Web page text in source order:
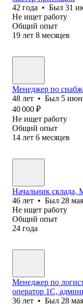
42 года • Был 31
Не ищет работу
Общий опыт
19 лет 8 месяцев
Менеджер по
48 лет • Был 5
40 000 ₽
Не ищет работу
Общий опыт
14 лет 6 месяцев
Начальник склада,
46 лет • Был 28 мая
Не ищет работу
Общий опыт
24 года
Менеджер по
оператор 1С,
36 лет • Был 28 мая